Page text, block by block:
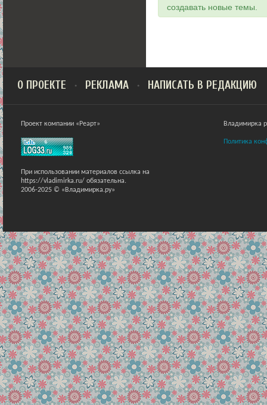
создавать новые темы.
О ПРОЕКТЕ РЕКЛАМА НАПИСАТЬ В РЕДАКЦИЮ
Проект компании «Реарт»
При использовании материалов ссылка на
https://vladimirka.ru/ обязательна.
2006-2025 © «Владимирка.ру»
Владимирка
Политика